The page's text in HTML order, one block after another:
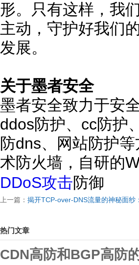
形。只有这样，我
主动，守护好我们
发展。
关于墨者安全
墨者安全致力于安
ddos防护、cc防护
防dns、网站防护
术防火墙，自研的
DDoS攻击防御
上一篇： 揭开TCP-over-DNS流量的神秘面
热门文章
CDN高防和BGP高防